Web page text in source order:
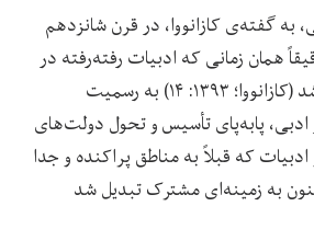
به گفته‌‌ی کازانووا، در قرن شانزدهم
همان زمانی که ادبیات رفته‌‌رفته در
اروپا مایه‌‌ی نفاق می‌‌شد (کازانووا؛ ۱۳۹۳: ۱۴) به رسمیت
پابه‌‌پای تأسیس و تحول دولت‌های
که قبلاً به مناطق پراکنده و جدا
به زمینه‌‌ای مشترک تبدیل شد